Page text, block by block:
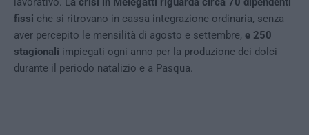
fissi che si ritrovano in cassa integrazione ordinaria, senza
aver percepito le mensilità di agosto e settembre, e 250
stagionali impiegati ogni anno per la produzione dei dolci
durante il periodo natalizio e a Pasqua.